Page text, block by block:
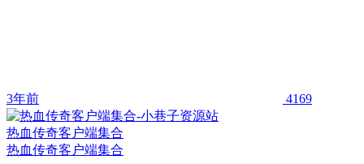
3年前 4169
热血传奇客户端集合
热血传奇客户端集合